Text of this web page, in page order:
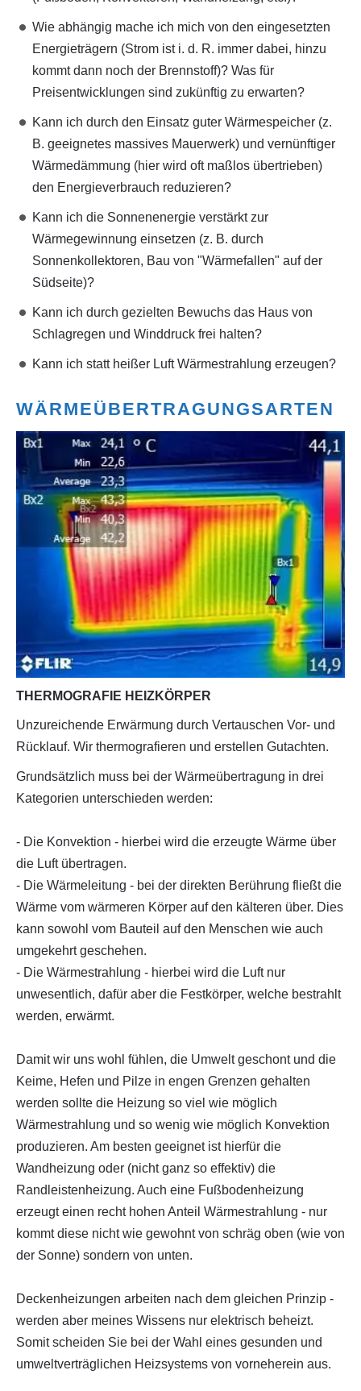
Wie abhängig mache ich mich von den eingesetzten
Energieträgern (Strom ist i. d. R. immer dabei, hinzu
kommt dann noch der Brennstoff)? Was für
Preisentwicklungen sind zukünftig zu erwarten?
Kann ich durch den Einsatz guter Wärmespeicher (z.
B. geeignetes massives Mauerwerk) und vernünftiger
Wärmedämmung (hier wird oft maßlos übertrieben)
den Energieverbrauch reduzieren?
Kann ich die Sonnenenergie verstärkt zur
Wärmegewinnung einsetzen (z. B. durch
Sonnenkollektoren, Bau von "Wärmefallen" auf der
Südseite)?
Kann ich durch gezielten Bewuchs das Haus von
Schlagregen und Winddruck frei halten?
Kann ich statt heißer Luft Wärmestrahlung erzeugen?
WÄRMEÜBERTRAGUNGSARTEN
THERMOGRAFIE HEIZKÖRPER
Unzureichende Erwärmung durch Vertauschen Vor- und
Rücklauf. Wir thermografieren und erstellen Gutachten.
Grundsätzlich muss bei der Wärmeübertragung in drei
Kategorien unterschieden werden:
- Die Konvektion - hierbei wird die erzeugte Wärme über
die Luft übertragen.
- Die Wärmeleitung - bei der direkten Berührung fließt die
Wärme vom wärmeren Körper auf den kälteren über. Dies
kann sowohl vom Bauteil auf den Menschen wie auch
umgekehrt geschehen.
- Die Wärmestrahlung - hierbei wird die Luft nur
unwesentlich, dafür aber die Festkörper, welche bestrahlt
werden, erwärmt.
Damit wir uns wohl fühlen, die Umwelt geschont und die
Keime, Hefen und Pilze in engen Grenzen gehalten
werden sollte die Heizung so viel wie möglich
Wärmestrahlung und so wenig wie möglich Konvektion
produzieren. Am besten geeignet ist hierfür die
Wandheizung oder (nicht ganz so effektiv) die
Randleistenheizung. Auch eine Fußbodenheizung
erzeugt einen recht hohen Anteil Wärmestrahlung - nur
kommt diese nicht wie gewohnt von schräg oben (wie von
der Sonne) sondern von unten.
Deckenheizungen arbeiten nach dem gleichen Prinzip -
werden aber meines Wissens nur elektrisch beheizt.
Somit scheiden Sie bei der Wahl eines gesunden und
umweltverträglichen Heizsystems von vorneherein aus.